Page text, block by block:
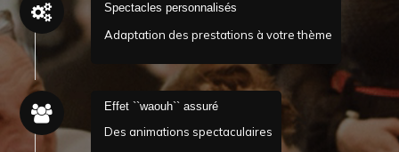
Spectacles personnalisés
Adaptation des prestations à votre thème
Effet ``waouh`` assuré
Des animations spectaculaires